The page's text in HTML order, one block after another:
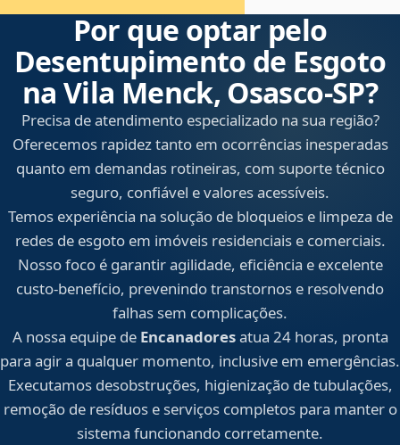
Por que optar pelo
Desentupimento de Esgoto
na Vila Menck, Osasco‑SP?
Precisa de atendimento especializado na sua região?
Oferecemos rapidez tanto em ocorrências inesperadas
quanto em demandas rotineiras, com suporte técnico
seguro, confiável e valores acessíveis.
Temos experiência na solução de bloqueios e limpeza de
redes de esgoto em imóveis residenciais e comerciais.
Nosso foco é garantir agilidade, eficiência e excelente
custo-benefício, prevenindo transtornos e resolvendo
falhas sem complicações.
A nossa equipe de Encanadoresatua 24 horas, pronta
para agir a qualquer momento, inclusive em emergências.
Executamos desobstruções, higienização de tubulações,
remoção de resíduos e serviços completos para manter o
sistema funcionando corretamente.